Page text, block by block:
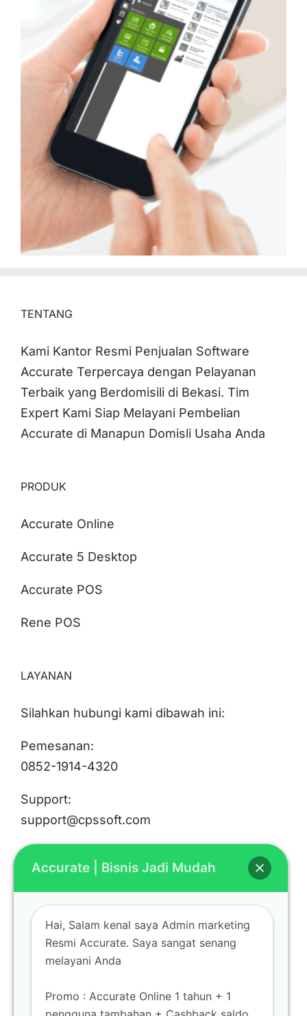
TENTANG
Kami Kantor Resmi Penjualan Software
Accurate Terpercaya dengan Pelayanan
Terbaik yang Berdomisili di Bekasi. Tim
Expert Kami Siap Melayani Pembelian
Accurate di Manapun Domisli Usaha Anda
PRODUK
Accurate Online
Accurate 5 Desktop
Accurate POS
Rene POS
LAYANAN
Silahkan hubungi kami dibawah ini:
Pemesanan:
0852-1914-4320
Support:
support@cpssoft.com
LOKASI
Bekasi
Mall Metropolitan Bekasi Lt. Basement BS-06
Jl. K.H Noer Alie Bekasi Selatan
Accurate | Bisnis Jadi Mudah
Hai, Salam kenal saya Admin marketing
Resmi Accurate. Saya sangat senang
melayani Anda
Promo : Accurate Online 1 tahun + 1